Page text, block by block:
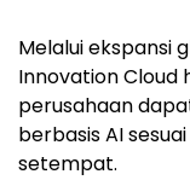
Melalui ekspansi
Innovation Cloud
perusahaan
berbasis AI
setempat.